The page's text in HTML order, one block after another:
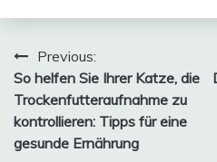
Beitragsnavigation
Previous:
So helfen Sie Ihrer Katze, die
Trockenfutteraufnahme zu
kontrollieren: Tipps für eine
gesunde Ernährung